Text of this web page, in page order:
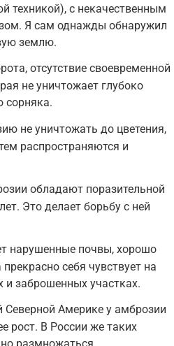
техникой), с некачественным
Я сам однажды обнаружил
землю.
отсутствие своевременной
не уничтожает глубоко
сорняка.
не уничтожать до цветения,
распространяются и
обладают поразительной
Это делает борьбу с ней
нарушенные почвы, хорошо
себя чувствует на
и заброшенных участках.
Северной Америке у амброзии
рост. В России же таких